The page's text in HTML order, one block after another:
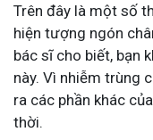
Trên đây là một số
hiện tượng ngón
bác sĩ cho biết, bạn
này. Vì nhiễm trùng
ra các phần khác
thời.